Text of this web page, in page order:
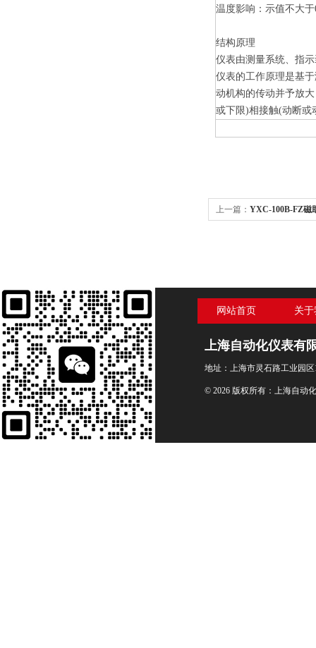
温度影响：示值不大于
结构原理
仪表由测量系统、指
仪表的工作原理是基
动机构的传动并予放
或下限)相接触(动断或
上一篇： YXC-100B-FZ磁
网站首页 关
上海自动化仪表有
地址：上海市灵石路工业园区
© 2026 版权所有：上海自动